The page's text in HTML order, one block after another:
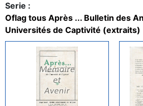
Serie :
Oflag tous Après ... Bulletin des
Universités de Captivité (extraits)